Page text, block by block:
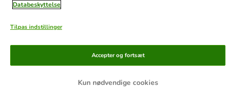
© zooplus SE2026
Databeskyttelse
Tilpas indstillinger
Kun nødvendige cookies
Accepter og fortsæt